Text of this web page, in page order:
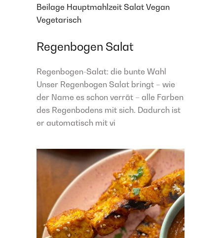
Beilage Hauptmahlzeit Salat Vegan
Vegetarisch
Regenbogen Salat
Regenbogen-Salat: die bunte Wahl
Unser Regenbogen Salat bringt – wie
der Name es schon verrät – alle Farben
des Regenbodens mit sich. Dadurch ist
er automatisch mit vi